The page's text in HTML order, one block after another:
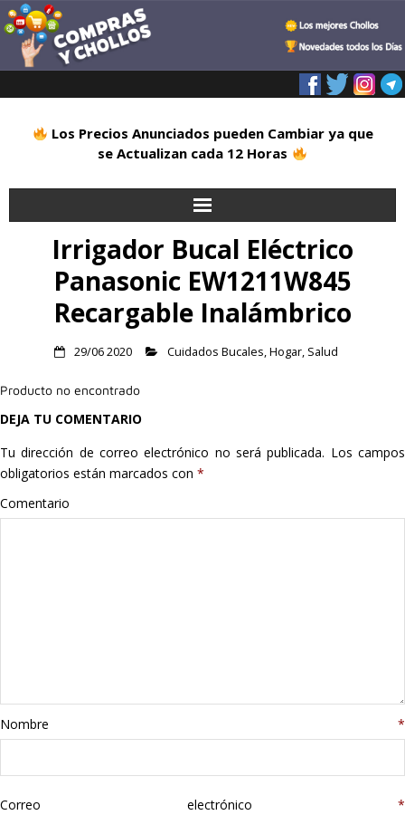
Los Precios Anunciados pueden Cambiar ya que
se Actualizan cada 12 Horas
Inicio
Alimentación
Hogar
Informática
Listas
libros
Irrigador Bucal Eléctrico
Panasonic EW1211W845
Recargable Inalámbrico
29/06 2020 Cuidados Bucales,Hogar, Salud
Producto no encontrado
DEJA TU COMENTARIO
Tu dirección de correo electrónico no será publicada. Los campos
obligatorios están marcados con *
Comentario
Nombre *
Correo electrónico *